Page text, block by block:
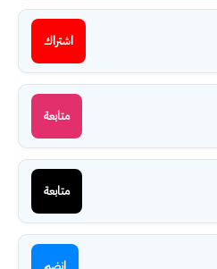
اشتراك
متابعة
متابعة